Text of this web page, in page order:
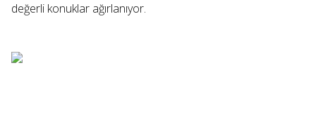
değerli konuklar ağırlanıyor.